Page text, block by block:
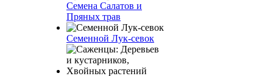
Семена Салатов и
Пряных трав
Семенной Лук-севок